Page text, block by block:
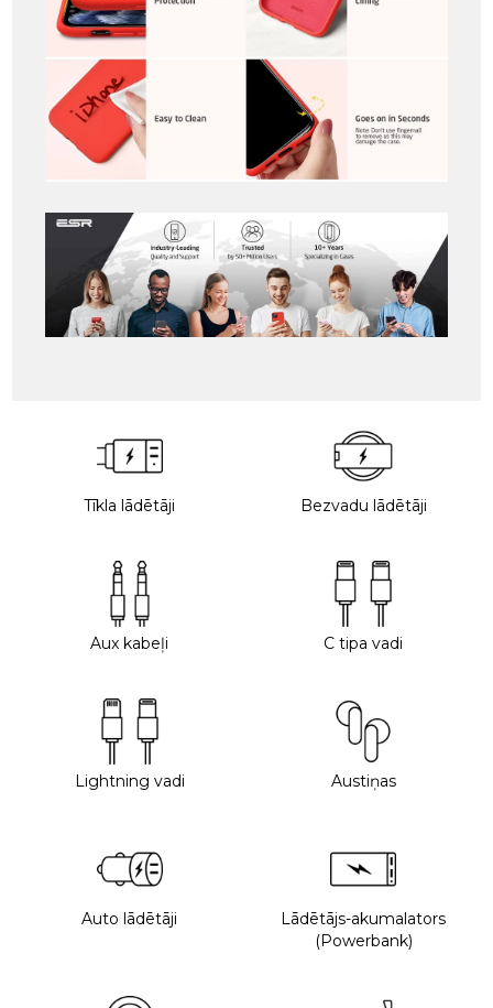
Tīkla lādētāji Bezvadu lādētāji
Aux kabeļi C tipa vadi
Lightning vadi Austiņas
Auto lādētāji
Lādētājs-akumalators
(Powerbank)